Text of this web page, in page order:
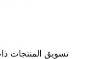
تسويق المنتجات